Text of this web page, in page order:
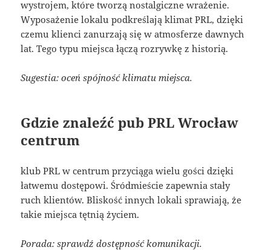
wystrojem, które tworzą nostalgiczne wrażenie.
Wyposażenie lokalu podkreślają klimat PRL, dzięki
czemu klienci zanurzają się w atmosferze dawnych
lat. Tego typu miejsca łączą rozrywkę z historią.
Sugestia: oceń spójność klimatu miejsca.
Gdzie znaleźć pub PRL Wrocław
centrum
klub PRL w centrum przyciąga wielu gości dzięki
łatwemu dostępowi. Śródmieście zapewnia stały
ruch klientów. Bliskość innych lokali sprawiają, że
takie miejsca tętnią życiem.
Porada: sprawdź dostępność komunikacji.